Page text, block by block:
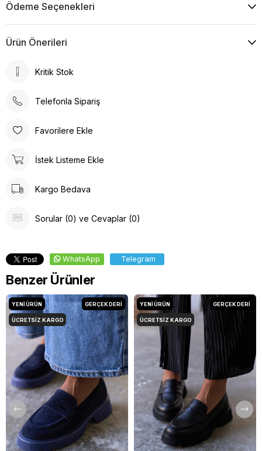
Ödeme Seçenekleri
Ürün Önerileri
Kritik Stok
Telefonla Sipariş
Favorilere Ekle
İstek Listeme Ekle
Kargo Bedava
Sorular (0) ve Cevaplar (0)
WhatsApp Telegram
Benzer Ürünler
YENI ÜRÜN
ÜCRETSIZ KARGO
GERÇEK DERİ YENI ÜRÜN
ÜCRETSIZ KARGO
GERÇEK DERİ